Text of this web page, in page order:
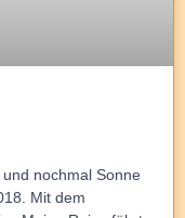
nochmal Sonne
Mit dem